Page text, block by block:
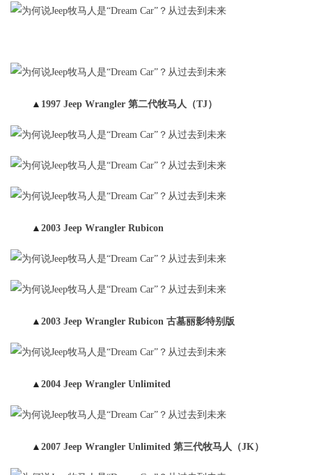
▲ 1997 Jeep Wrangler 第二代牧马人（TJ）
▲ 2003 Jeep Wrangler Rubicon
▲ 2003 Jeep Wrangler Rubicon 古墓丽影特别版
▲ 2004 Jeep Wrangler Unlimited
▲ 2007 Jeep Wrangler Unlimited 第三代牧马人（JK）